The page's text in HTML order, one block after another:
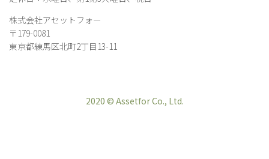
株式会社アセットフォー
〒179-0081
東京都練馬区北町2丁目13-11
2020 © Assetfor Co., Ltd.